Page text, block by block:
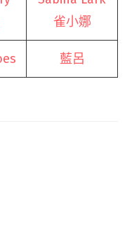
雀小娜
藍呂